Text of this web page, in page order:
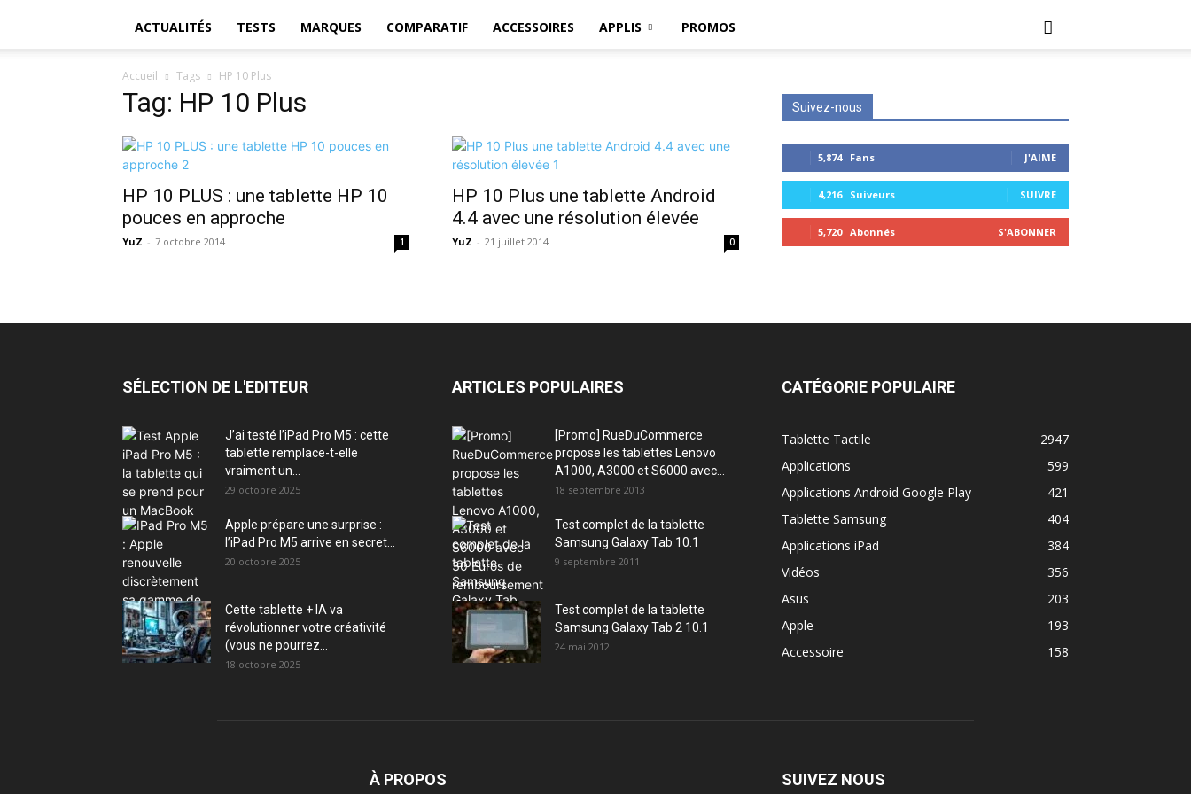
ACTUALITÉS TESTS MARQUES COMPARATIF ACCESSOIRES APPLIS PROMOS
Accueil Tags HP 10 Plus
Tag: HP 10 Plus
HP 10 PLUS : une tablette HP 10
pouces en approche
YuZ - 7 octobre 2014 1
HP 10 Plus une tablette Android
4.4 avec une résolution élevée
YuZ - 21 juillet 2014 0
Suivez-nous
5,874 Fans J'AIME
4,216 Suiveurs SUIVRE
5,720 Abonnés S'ABONNER
SÉLECTION DE L'EDITEUR
J’ai testé l’iPad Pro M5 : cette
tablette remplace-t-elle
vraiment un...
29 octobre 2025
Apple prépare une surprise :
l’iPad Pro M5 arrive en secret...
20 octobre 2025
Cette tablette + IA va
révolutionner votre créativité
(vous ne pourrez...
18 octobre 2025
ARTICLES POPULAIRES
[Promo] RueDuCommerce
propose les tablettes Lenovo
A1000, A3000 et S6000 avec...
18 septembre 2013
Test complet de la tablette
Samsung Galaxy Tab 10.1
9 septembre 2011
Test complet de la tablette
Samsung Galaxy Tab 2 10.1
24 mai 2012
CATÉGORIE POPULAIRE
Tablette Tactile
2947
Applications
599
Applications Android Google Play
421
Tablette Samsung
404
Applications iPad
384
Vidéos
356
Asus
203
Apple
193
Accessoire
158
À PROPOS SUIVEZ NOUS